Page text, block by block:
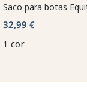
Saco para botas
32,99 €
1 cor